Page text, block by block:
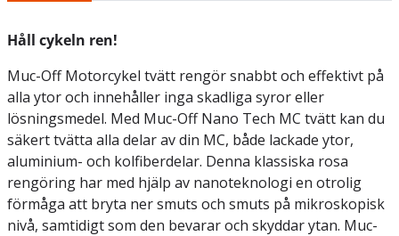
Håll cykeln ren!
Muc-Off Motorcykel tvätt rengör snabbt och effektivt på
alla ytor och innehåller inga skadliga syror eller
lösningsmedel. Med Muc-Off Nano Tech MC tvätt kan du
säkert tvätta alla delar av din MC, både lackade ytor,
aluminium- och kolfiberdelar. Denna klassiska rosa
rengöring har med hjälp av nanoteknologi en otrolig
förmåga att bryta ner smuts och smuts på mikroskopisk
nivå, samtidigt som den bevarar och skyddar ytan. Muc-